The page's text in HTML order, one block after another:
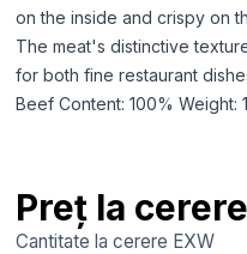
on the inside and crispy on
The meat's distinctive
for both fine restaurant
Beef Content: 100% Weight:
Preț la cerere
Cantitate la cerere EXW